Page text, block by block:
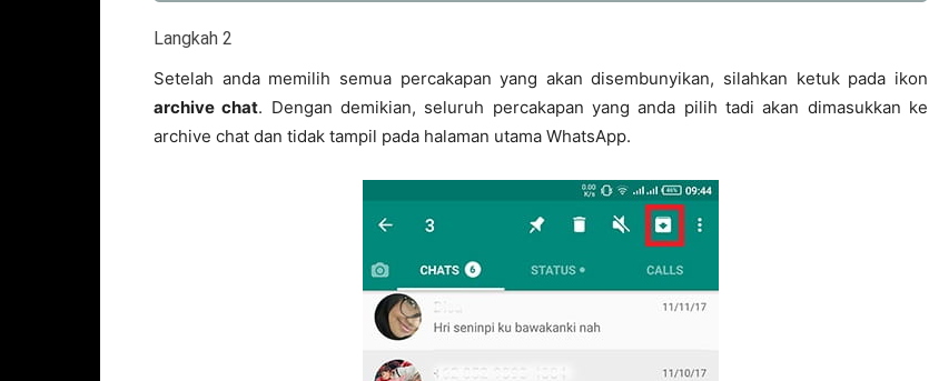
Langkah 2
Setelah anda memilih semua percakapan yang akan disembunyikan, silahkan ketuk pada ikon
archive chat. Dengan demikian, seluruh percakapan yang anda pilih tadi akan dimasukkan ke
archive chat dan tidak tampil pada halaman utama WhatsApp.